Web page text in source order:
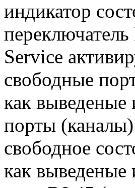
индикатор
Service
свободные
как выведеные
порты (каналы)
свободное
как выведеные